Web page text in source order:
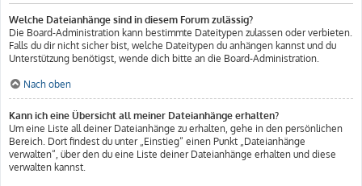
Welche Dateianhänge sind in diesem Forum zulässig?
Die Board-Administration kann bestimmte Dateitypen zulassen oder verbieten.
Falls du dir nicht sicher bist, welche Dateitypen du anhängen kannst und du
Unterstützung benötigst, wende dich bitte an die Board-Administration.
Nach oben
Kann ich eine Übersicht all meiner Dateianhänge erhalten?
Um eine Liste all deiner Dateianhänge zu erhalten, gehe in den persönlichen
Bereich. Dort findest du unter „Einstieg“ einen Punkt „Dateianhänge
verwalten“, über den du eine Liste deiner Dateianhänge erhalten und diese
verwalten kannst.